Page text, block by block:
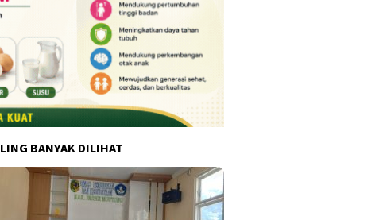
BANYAK DILIHAT